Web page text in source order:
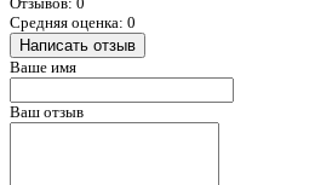
Средняя оценка: 0
Написать отзыв
Ваше имя
Ваш отзыв